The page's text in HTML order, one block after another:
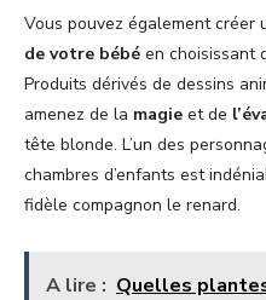
Vous pouvez également créer
de votre bébé en choisissant
Produits dérivés de dessins
amenez de la magie et de
tête blonde. L’un des
chambres d’enfants est
fidèle compagnon le renard.
A lire : Quelles